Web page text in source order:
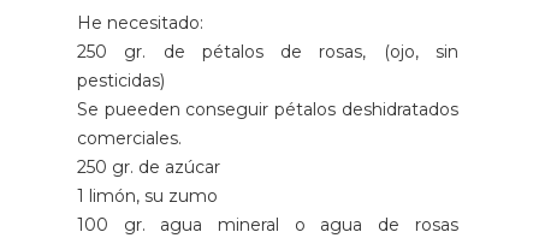
He necesitado:
250 gr. de pétalos de rosas, (ojo, sin
pesticidas)
Se pueeden conseguir pétalos deshidratados
comerciales.
250 gr. de azúcar
1 limón, su zumo
100 gr. agua mineral o agua de rosas